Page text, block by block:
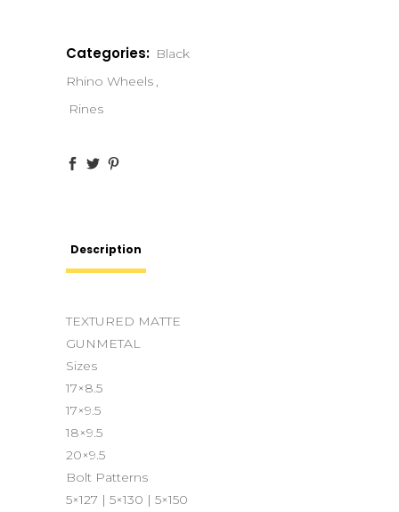
Categories: Black
Rhino Wheels
Rines
Description
TEXTURED MATTE
GUNMETAL
Sizes
17×8.5
17×9.5
18×9.5
20×9.5
Bolt Patterns
5×127 | 5×130 | 5×150